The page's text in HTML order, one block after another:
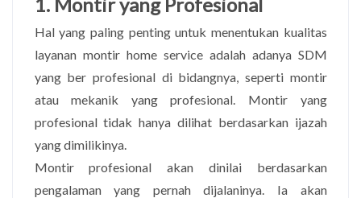
Hal yang paling penting untuk menentukan kualitas
layanan montir home service adalah adanya SDM
yang ber profesional di bidangnya, seperti montir
atau mekanik yang profesional. Montir yang
profesional tidak hanya dilihat berdasarkan ijazah
yang dimilikinya.
Montir profesional akan dinilai berdasarkan
pengalaman yang pernah dijalaninya. Ia akan